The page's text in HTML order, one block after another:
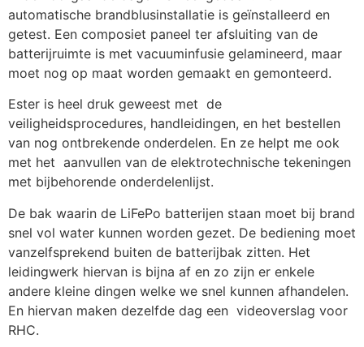
automatische brandblusinstallatie is geïnstalleerd en
getest. Een composiet paneel ter afsluiting van de
batterijruimte is met vacuuminfusie gelamineerd, maar
moet nog op maat worden gemaakt en gemonteerd.
Ester is heel druk geweest met de
veiligheidsprocedures, handleidingen, en het bestellen
van nog ontbrekende onderdelen. En ze helpt me ook
met het aanvullen van de elektrotechnische tekeningen
met bijbehorende onderdelenlijst.
De bak waarin de LiFePo batterijen staan moet bij brand
snel vol water kunnen worden gezet. De bediening moet
vanzelfsprekend buiten de batterijbak zitten. Het
leidingwerk hiervan is bijna af en zo zijn er enkele
andere kleine dingen welke we snel kunnen afhandelen.
En hiervan maken dezelfde dag een videoverslag voor
RHC.